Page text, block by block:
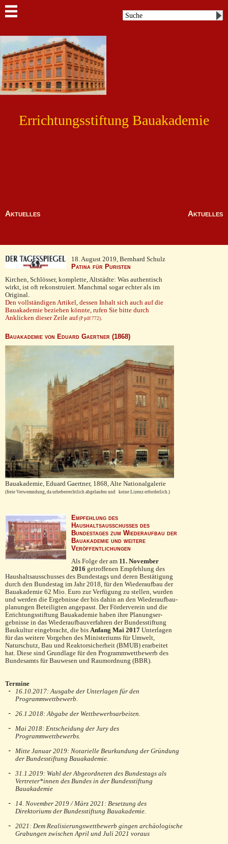
Errichtungsstiftung Bauakademie
Aktuelles Aktuelles
18. August 2019, Bernhard Schulz
Patina für Puristen
Kirchen, Schlösser, komplette, Altstädte: Was authentisch
wirkt, ist oft rekonstruiert. Manchmal sogar echter als im
Original.
Den vollständigen Artikel, dessen Inhalt sich auch auf die
Bauakademie beziehen könnte, rufen Sie bitte durch
Anklicken dieser Zeile auf (P pdf 772).
Bauakademie von Eduard Gaertner (1868)
Bauakademie, Eduard Gaertner, 1868, Alte Nationalgalerie
(freie Verwemndung, da urheberrechtlich abgelaufen und keine Lizenz erforderlich.)
Empfehlung des
Haushaltsausschusses des
Bundestages zum Wiederaufbau der
Bauakademie und weitere
Veröffentlichungen
Als Folge der am 11. November
2016 ge­troffenen Empfehlung des
Haushaltsausschusses des Bundestags und deren Bestätigung
durch den Bundestag im Jahr 2018, für den Wiederaufbau der
Bauakademie 62 Mio. Euro zur Ver­fügung zu stellen, wurden
und wer­den die Ergebnisse der bis dahin an den Wiederauf­bau­
pla­nun­gen Beteiligten angepasst. Der Förder­verein und die
Errichtungsstif­tung Bauaka­de­mie haben ihre Planungser­
gebnisse in das Wiederauf­bau­verfahren der Bundesstif­tung
Bau­kultur eingebracht, die bis Anfang Mai 2017 Unterla­gen
für das weitere Vor­gehen des Ministeriums für Umwelt,
Naturschutz, Bau und Re­ak­torsicherheit (BMUB) erarbeitet
hat. Diese sind Grundlage für den Programmwettbewerb des
Bundesamts für Bauwesen und Raumordnung (BBR).
Termine
16.10.2017: Ausgabe der Unterlagen für den
Programmwettbewerb.
26.1.2018: Abgabe der Wettbewerbsarbeiten.
Mai 2018: Entscheidung der Jury des
Programmwettbewerbs.
Mitte Januar 2019: Notarielle Beurkundung der Gründung
der Bundesstiftung Bauakademie.
31.1.2019: Wahl der Abgeordneten des Bundestags als
Vertreter*innen des Bundes in der Bundesstiftung
Bauakademie
14. November 2019 / März 2021: Besetzung des
Direktoriums der Bundesstiftung Bauakademie.
2021: Dem Realisierungswettbewerb gingen archäologische
Grabungen zwischen April und Juli 2021 voraus